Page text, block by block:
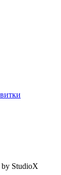
StudioX